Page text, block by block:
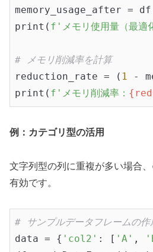
memory_usage_after =
print( f'メモリ使用量（最適
# メモリ削減率を計算
reduction_rate = ( 1 -
print( f'メモリ削減率：
例：カテゴリ型の活用
文字列型の列に重複が多い場合、
有効です。
# サンプルデータフレームの作
data = { 'col2' : [ 'A' ,